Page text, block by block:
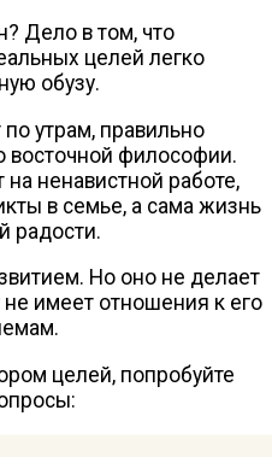
Дело в том, что
целей легко
обузу.
утрам, правильно
восточной философии.
ненавистной работе,
в семье, а сама жизнь
радости.
Но оно не делает
не имеет отношения к его
целей, попробуйте